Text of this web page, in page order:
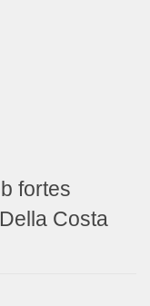
fortes
Costa